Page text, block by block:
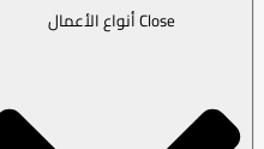
Close أنواع الأعمال